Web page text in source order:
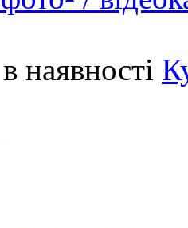
наявності